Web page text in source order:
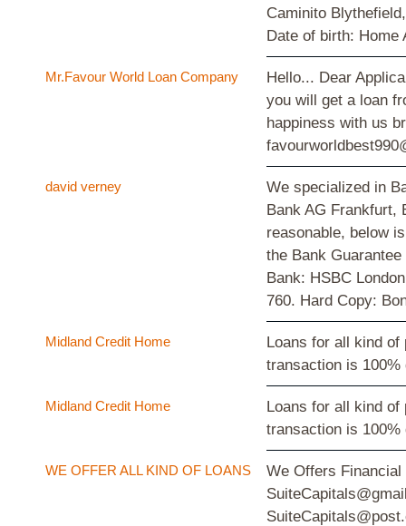
Caminito
Date of birth: Home
Mr.Favour World Loan Company
Hello... Dear
you will get a loan
happiness with us
david verney
We specialized in
Bank AG Frankfurt,
reasonable, below
the Bank
Bank: HSBC
760. Hard Copy:
Midland Credit Home
Loans for all kind of
transaction is
Midland Credit Home
Loans for all kind of
transaction is
WE OFFER ALL KIND OF LOANS
We Offers Financial